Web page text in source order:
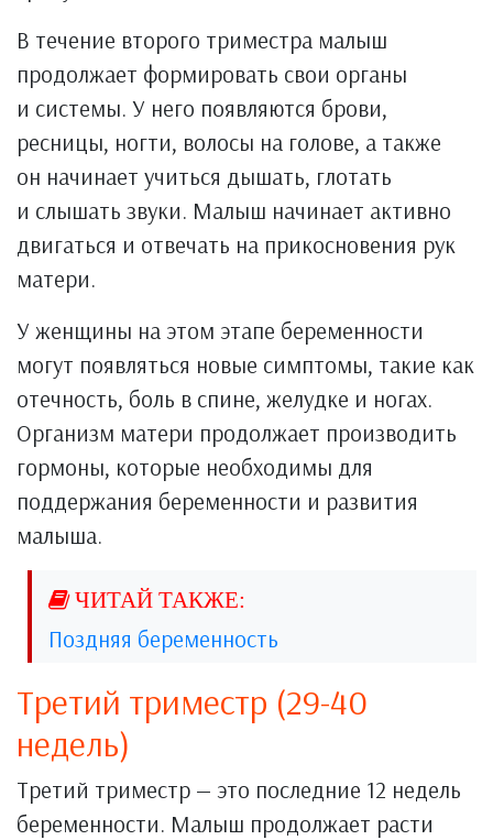
В течение второго триместра малыш
продолжает формировать свои органы
и системы. У него появляются брови,
ресницы, ногти, волосы на голове, а также
он начинает учиться дышать, глотать
и слышать звуки. Малыш начинает активно
двигаться и отвечать на прикосновения рук
матери.
У женщины на этом этапе беременности
могут появляться новые симптомы, такие как
отечность, боль в спине, желудке и ногах.
Организм матери продолжает производить
гормоны, которые необходимы для
поддержания беременности и развития
малыша.
Поздняя беременность
Третий триместр (29-40
недель)
Третий триместр — это последние 12 недель
беременности. Малыш продолжает расти